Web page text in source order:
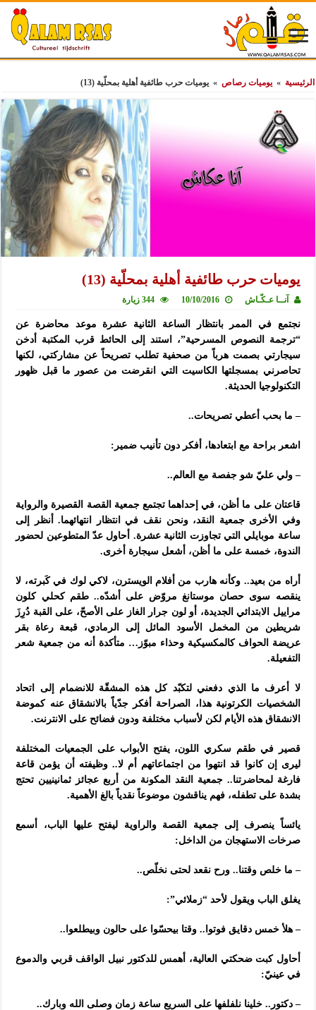
الرئيسية » يوميات رصاص » يوميات حرب طائفية أهلية بمحلّية (13)
يوميات حرب طائفية أهلية بمحلّية (13)
آنــا عـكّـاش 10/10/2016 344 زيارة
نجتمع في الممر بانتظار الساعة الثانية عشرة موعد محاضرة عن
“ترجمة النصوص المسرحية”، استند إلى الحائط قرب المكتبة أدخن
سيجارتي بصمت هرباً من صحفية تطلب تصريحاً عن مشاركتي، لكنها
تحاصرني بمسجلتها الكاسيت التي انقرضت من عصور ما قبل ظهور
التكنولوجيا الحديثة.
– ما بحب أعطي تصريحات..
اشعر براحة مع ابتعادها، أفكر دون تأنيب ضمير:
– ولي عليّ شو جفصة مع العالم..
قاعتان على ما أظن، في إحداهما تجتمع جمعية القصة القصيرة والرواية
وفي الأخرى جمعية النقد، ونحن نقف في انتظار انتهائهما. أنظر إلى
ساعة موبايلي التي تجاوزت الثانية عشرة. أحاول عدّ المتطوعين لحضور
الندوة، خمسة على ما أظن، أشعل سيجارة أخرى.
أراه من بعيد.. وكأنه هارب من أفلام الويسترن، لاكي لوك في كَبرته، لا
ينقصه سوى حصان موستانغ مروّض على أشدّه.. طقم كحلي كلون
مراييل الابتدائي الجديدة، أو لون جرار الغاز على الأصحّ، على القبة دُرِزَ
شريطين من المخمل الأسود المائل إلى الرمادي، قبعة رعاة بقر
عريضة الحواف كالمكسيكية وحذاء مبوّز… متأكدة أنه من جمعية شعر
التفعيلة.
لا أعرف ما الذي دفعني لتكبّد كل هذه المشقّة للانضمام إلى اتحاد
الشخصيات الكرتونية هذا، الصراحة أفكر جدّياً بالانشقاق عنه كموضة
الانشقاق هذه الأيام لكن لأسباب مختلفة ودون فضائح على الانترنت.
قصير في طقم سكري اللون، يفتح الأبواب على الجمعيات المختلفة
ليرى إن كانوا قد انتهوا من اجتماعاتهم أم لا.. وظيفته أن يؤمن قاعة
فارغة لمحاضرتنا.. جمعية النقد المكونة من أربع عجائز ثمانينيين تحتج
بشدة على تطفله، فهم يناقشون موضوعاً نقدياً بالغ الأهمية.
يائساً ينصرف إلى جمعية القصة والراوية ليفتح عليها الباب، أسمع
صرخات الاستهجان من الداخل:
– ما خلص وقتنا.. ورح نقعد لحتى نخلّص..
يغلق الباب ويقول لأحد “زملائي”:
– هلأ خمس دقايق فوتوا.. وقتا بيحسّوا على حالون وبيطلعوا..
أحاول كبت ضحكتي العالية، أهمس للدكتور نبيل الواقف قربي والدموع
في عينيّ:
– دكتور.. خلينا نلفلفها على السريع ساعة زمان وصلى الله وبارك..